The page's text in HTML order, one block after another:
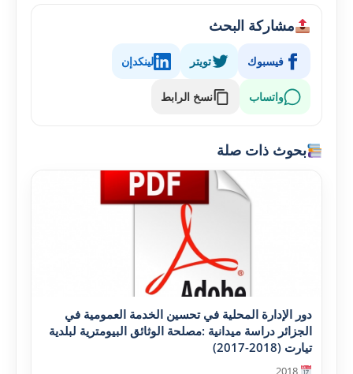
مشاركة البحث
فيسبوك تويتر لينكدإن
واتساب نسخ الرابط
بحوث ذات صلة
دور الإدارة المحلية في تحسين الخدمة العمومية في
الجزائر دراسة ميدانية :مصلحة الوثائق البيومترية لبلدية
تيارت (2018-2017)